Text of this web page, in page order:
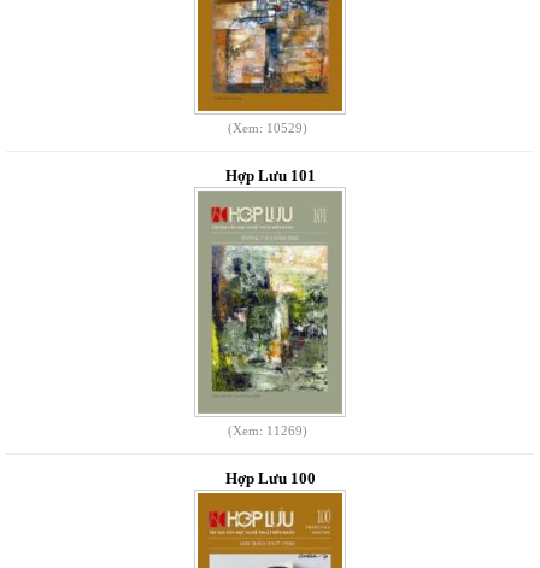
(Xem: 10529)
Hợp Lưu 101
(Xem: 11269)
Hợp Lưu 100